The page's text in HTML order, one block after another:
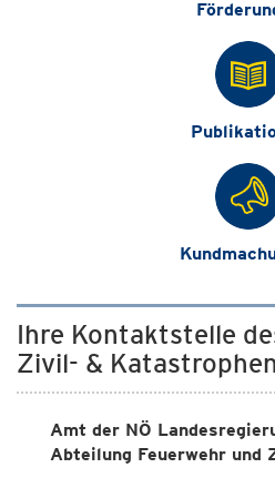
Ihre Kontaktstelle
Zivil- &
Amt der NÖ
Abteilung Feuerwehr und